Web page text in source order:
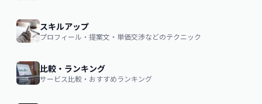
スキルアップ
プロフィール・提案文・単価交渉などのテクニック
比較・ランキング
サービス比較・おすすめランキング